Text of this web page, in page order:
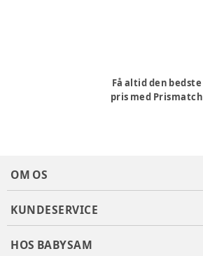
Få altid den bedste
pris med Prismatch
OM OS
KUNDESERVICE
HOS BABYSAM